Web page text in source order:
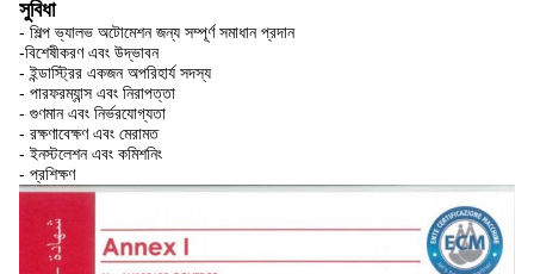
সুবিধা
- শিল্প ভ্যালভ অটোমেশন জন্য সম্পূর্ণ সমাধান প্রদান
-বিশেষীকরণ এবং উদ্ভাবন
- ইন্ডাস্ট্রির একজন অপরিহার্য সদস্য
- পারফরম্যান্স এবং নিরাপত্তা
- গুণমান এবং নির্ভরযোগ্যতা
- রক্ষণাবেক্ষণ এবং মেরামত
- ইনস্টলেশন এবং কমিশনিং
- প্রশিক্ষণ